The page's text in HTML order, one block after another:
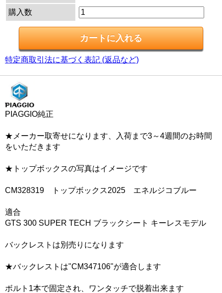
購入数
特定商取引法に基づく表記 (返品など)
PIAGGIO純正
★メーカー取寄せになります、入荷まで3～4週間のお時間
をいただきます
★トップボックスの写真はイメージです
CM328319 トップボックス2025 エネルジコブルー
適合
GTS 300 SUPER TECH ブラックシート キーレスモデル
バックレストは別売りになります
★バックレストは"CM347106"が適合します
ボルト1本で固定され、ワンタッチで脱着出来ます